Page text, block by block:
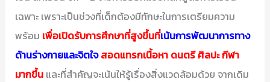
เฉพาะ เพราะเป็นช่วงที่เด็กต้องมีทักษะในการเตรียมความ
พร้อม เพื่อเปิดรับการศึกษาที่สูงขึ้นที่เน้นการพัฒนาการทาง
ด้านร่างกายและจิตใจสอดแทรกเนื้อหา ดนตรี ศิลปะ กีฬา
มากขึ้น และที่สำคัญจะเน้นให้รู้เรื่องสิ่งแวดล้อมด้วย จากเดิม